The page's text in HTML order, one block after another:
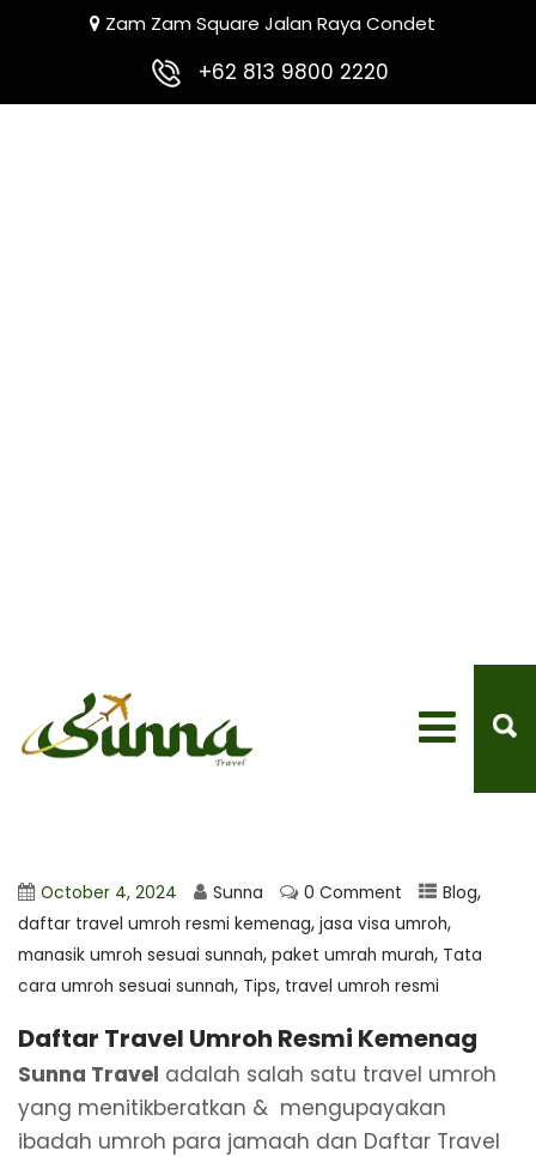
Zam Zam Square Jalan Raya Condet
+62 813 9800 2220
October 4, 2024 Sunna 0 Comment Blog,
daftar travel umroh resmi kemenag, jasa visa umroh,
manasik umroh sesuai sunnah, paket umrah murah, Tata
cara umroh sesuai sunnah, Tips, travel umroh resmi
Daftar Travel Umroh Resmi Kemenag
Sunna Travel adalah salah satu travel umroh
yang menitikberatkan & mengupayakan
ibadah umroh para jamaah dan Daftar Travel